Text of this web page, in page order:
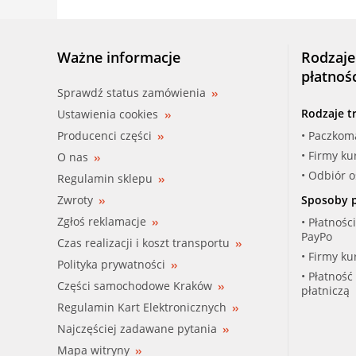
Ważne informacje
Sprawdź status zamówienia
Ustawienia cookies
Producenci części
O nas
Regulamin sklepu
Zwroty
Zgłoś reklamacje
Czas realizacji i koszt transportu
Polityka prywatności
Części samochodowe Kraków
Regulamin Kart Elektronicznych
Najczęściej zadawane pytania
Mapa witryny
Rodzaje
•
• Firmy
• Odbiór
Sposoby
•
PayPo
• Firmy
•
płatniczą